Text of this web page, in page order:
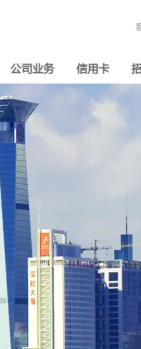
公司业务 信用卡